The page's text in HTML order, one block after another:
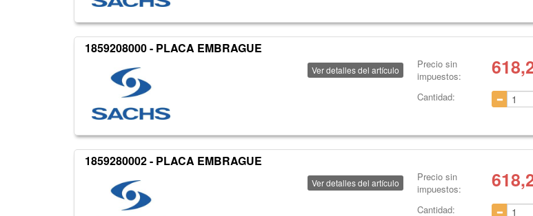
1859208000 - PLACA EMBRAGUE
Ver detalles del artículo
Precio sin
impuestos:
Cantidad:
1859280002 - PLACA EMBRAGUE
Ver detalles del artículo
Precio sin
impuestos:
Cantidad: